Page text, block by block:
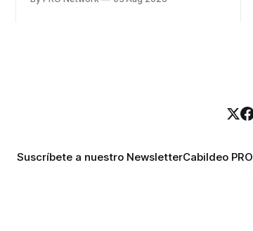
marketing no funciona". Sin embargo,
Suscríbete a nuestro NewsletterCabildeo PRO